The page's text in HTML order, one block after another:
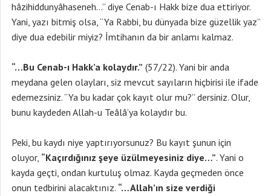
hâzihiddunyâhaseneh…” diye Cenab-ı Hakk bize dua ettiriyor.
Yani, yazı bitmiş olsa, “Ya Rabbi, bu dünyada bize güzellik yaz”
diye dua edebilir miyiz? İmtihanın da bir anlamı kalmaz.
“…Bu Cenab-ı Hakk’a kolaydır.” (57/22). Yani bir anda
meydana gelen olayları, siz mevcut sayıların hiçbirisi ile ifade
edemezsiniz. “Ya bu kadar çok kayıt olur mu?” dersiniz. Olur,
bunu kaydeden Allah-u Teâlâ’ya kolaydır bu.
Peki, bu kaydı niye yaptırıyorsunuz? Bu kayıt şunun için
oluyor, “Kaçırdığınız şeye üzülmeyesiniz diye…”. Yani o
kayda geçti, ondan kurtuluş olmaz. Kayda geçmeden önce
onun tedbirini alacaktınız. “…Allah’ın size verdiği